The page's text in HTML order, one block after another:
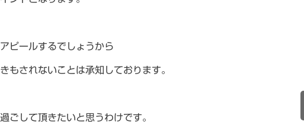
ピールするでしょうから
もされないことは承知しております。
ごして頂きたいと思うわけです。